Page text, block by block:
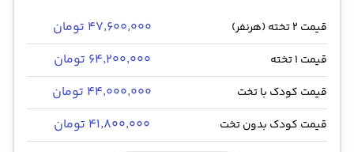
قیمت 2 تخته (هرنفر) ۴۷٬۶۰۰٬۰۰۰ تومان
قیمت 1 تخته ۶۴٬۲۰۰٬۰۰۰ تومان
قیمت کودک با تخت ۴۴٬۰۰۰٬۰۰۰ تومان
قیمت کودک بدون تخت ۴۱٬۸۰۰٬۰۰۰ تومان